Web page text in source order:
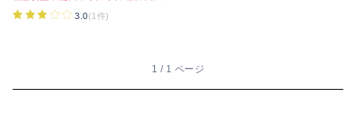
3.0(1件)
1 / 1 ページ